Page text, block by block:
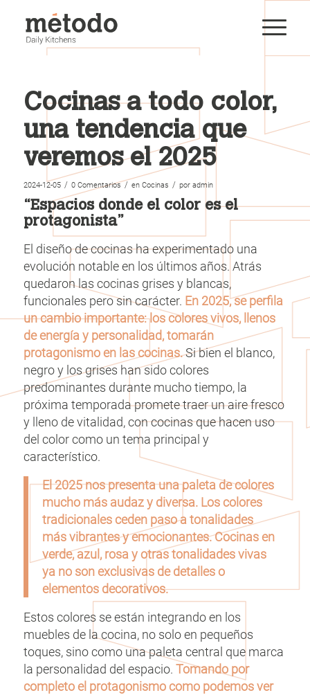
Cocinas a todo color,
una tendencia que
veremos el 2025
2024-12-05 / 0 Comentarios / en Cocinas / por admin
“Espacios donde el color es el
protagonista”
El diseño de cocinas ha experimentado una
evolución notable en los últimos años. Atrás
quedaron las cocinas grises y blancas,
funcionales pero sin carácter. En 2025, se perfila
un cambio importante: los colores vivos, llenos
de energía y personalidad, tomarán
protagonismo en las cocinas.Si bien el blanco,
negro y los grises han sido colores
predominantes durante mucho tiempo, la
próxima temporada promete traer un aire fresco
y lleno de vitalidad, con cocinas que hacen uso
del color como un tema principal y
característico.
El 2025 nos presenta una paleta de colores
mucho más audaz y diversa. Los colores
tradicionales ceden paso a tonalidades
más vibrantes y emocionantes. Cocinas en
verde, azul, rosa y otras tonalidades vivas
ya no son exclusivas de detalles o
elementos decorativos.
Estos colores se están integrando en los
muebles de la cocina, no solo en pequeños
toques, sino como una paleta central que marca
la personalidad del espacio. Tomando por
completo el protagonismo como podemos ver